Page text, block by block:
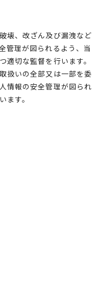
壊、改ざん及び漏洩など
管理が図られるよう、当
適切な監督を行います。
扱いの全部又は一部を委
情報の安全管理が図られ
ます。